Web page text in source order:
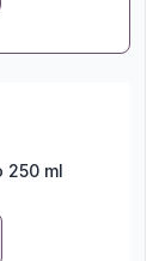
250 ml